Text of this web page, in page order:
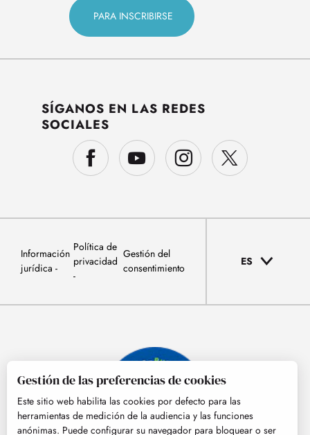
SÍGANOS EN LAS REDES
SOCIALES
Información
jurídica
Política de
privacidad
Gestión del
consentimiento
ES
Gestión de las preferencias de cookies
Este sitio web habilita las cookies por defecto para las
herramientas de medición de la audiencia y las funciones
anónimas. Puede configurar su navegador para bloquear o ser